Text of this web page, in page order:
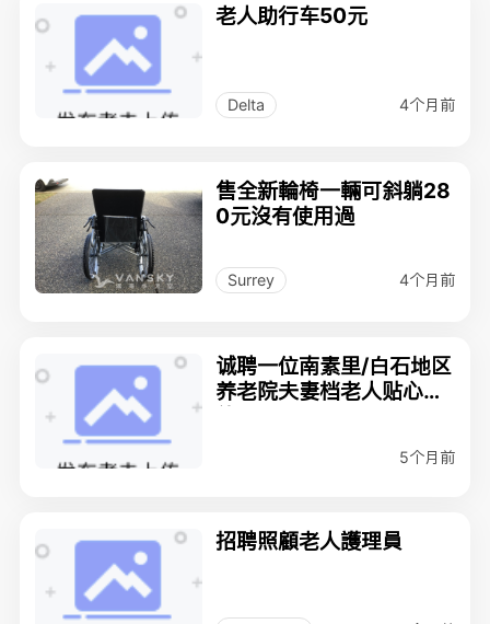
老人助行车50元
Delta 4个月前
售全新輪椅一輛可斜躺28
0元沒有使用過
Surrey 4个月前
诚聘一位南素里/白石地区
养老院夫妻档老人贴心陪
5个月前
招聘照顧老人護理員